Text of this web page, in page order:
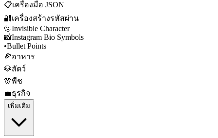
📋เครื่องมือ JSON
🔐เครื่องสร้างรหัสผ่าน
🫥Invisible Character
📸Instagram Bio Symbols
•Bullet Points
🍕อาหาร
🐶สัตว์
🌸พืช
💼ธุรกิจ
เพิ่มเติม